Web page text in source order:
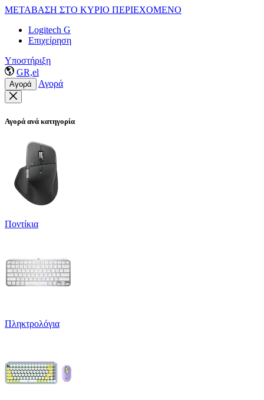
ΜΕΤΑΒΑΣΗ ΣΤΟ ΚΥΡΙΟ ΠΕΡΙΕΧΟΜΕΝΟ
Logitech G
Επιχείρηση
Υποστήριξη
GR,el
Αγορά Αγορά
Αγορά ανά κατηγορία
Ποντίκια
Πληκτρολόγια